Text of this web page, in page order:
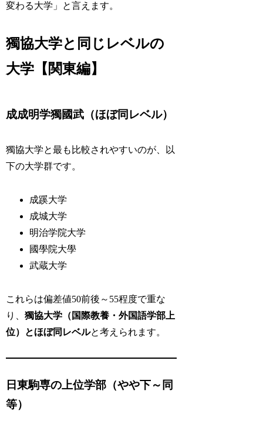
変わる大学」と言えます。
獨協大学と同じレベルの
大学【関東編】
成成明学獨國武（ほぼ同レベル）
獨協大学と最も比較されやすいのが、以
下の大学群です。
成蹊大学
成城大学
明治学院大学
國學院大學
武蔵大学
これらは偏差値50前後～55程度で重な
り、獨協大学（国際教養・外国語学部上
位）とほぼ同レベルと考えられます。
日東駒専の上位学部（やや下～同
等）